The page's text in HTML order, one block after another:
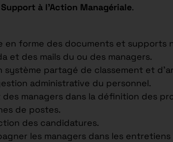
Support à l’Action Managériale.
en forme des documents et supports
et des mails du ou des managers.
système partagé de classement et
administrative du personnel.
managers dans la définition des
de postes.
des candidatures.
les managers dans les